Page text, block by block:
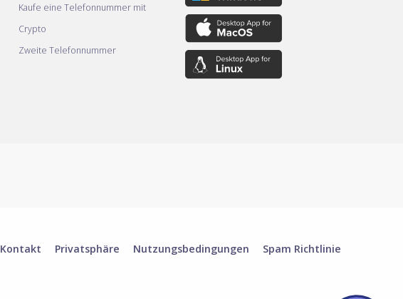
Kaufe eine Telefonnummer mit
Crypto
Zweite Telefonnummer
Kontakt Privatsphäre Nutzungsbedingungen Spam Richtlinie